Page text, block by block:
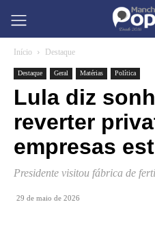
Início Destaque
Destaque Geral Matérias Política
Lula diz
reverter
empresas
Presidente visitou fábrica de
29 de maio de 2026